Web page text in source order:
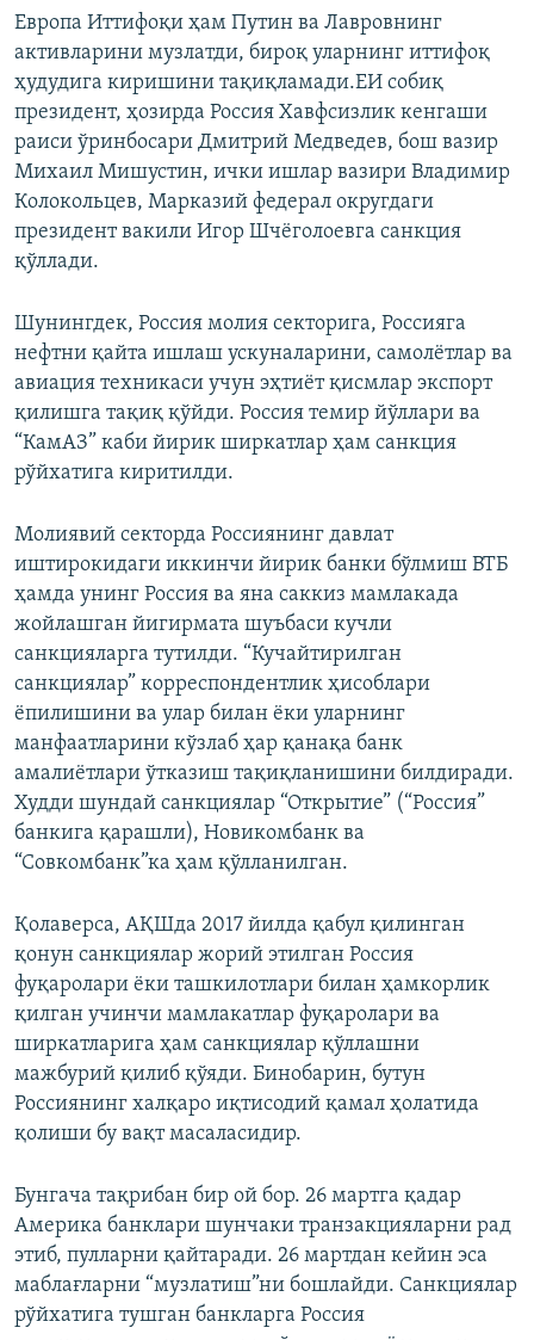
Европа Иттифоқи ҳам Путин ва Лавровнинг
активларини музлатди, бироқ уларнинг иттифоқ
ҳудудига киришини тақиқламади.ЕИ собиқ
президент, ҳозирда Россия Хавфсизлик кенгаши
раиси ўринбосари Дмитрий Медведев, бош вазир
Михаил Мишустин, ички ишлар вазири Владимир
Колокольцев, Марказий федерал округдаги
президент вакили Игор Шчёголоевга санкция
қўллади.
Шунингдек, Россия молия секторига, Россияга
нефтни қайта ишлаш ускуналарини, самолётлар ва
авиация техникаси учун эҳтиёт қисмлар экспорт
қилишга тақиқ қўйди. Россия темир йўллари ва
“КамАЗ” каби йирик ширкатлар ҳам санкция
рўйхатига киритилди.
Молиявий секторда Россиянинг давлат
иштирокидаги иккинчи йирик банки бўлмиш ВТБ
ҳамда унинг Россия ва яна саккиз мамлакада
жойлашган йигирмата шуъбаси кучли
санкцияларга тутилди. “Кучайтирилган
санкциялар” корреспондентлик ҳисоблари
ёпилишини ва улар билан ёки уларнинг
манфаатларини кўзлаб ҳар қанақа банк
амалиётлари ўтказиш тақиқланишини билдиради.
Худди шундай санкциялар “Открытие” (“Россия”
банкига қарашли), Новикомбанк ва
“Совкомбанк”ка ҳам қўлланилган.
Қолаверса, АҚШда 2017 йилда қабул қилинган
қонун санкциялар жорий этилган Россия
фуқаролари ёки ташкилотлари билан ҳамкорлик
қилган учинчи мамлакатлар фуқаролари ва
ширкатларига ҳам санкциялар қўллашни
мажбурий қилиб қўяди. Бинобарин, бутун
Россиянинг халқаро иқтисодий қамал ҳолатида
қолиши бу вақт масаласидир.
Бунгача тақрибан бир ой бор. 26 мартга қадар
Америка банклари шунчаки транзакцияларни рад
этиб, пулларни қайтаради. 26 мартдан кейин эса
маблағларни “музлатиш”ни бошлайди. Санкциялар
рўйхатига тушган банкларга Россия